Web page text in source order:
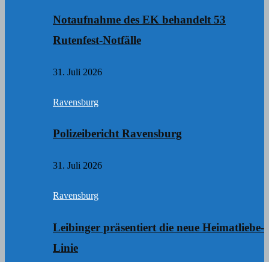
Notaufnahme des EK behandelt 53
Rutenfest-Notfälle
31. Juli 2026
Ravensburg
Polizeibericht Ravensburg
31. Juli 2026
Ravensburg
Leibinger präsentiert die neue Heimatliebe-
Linie